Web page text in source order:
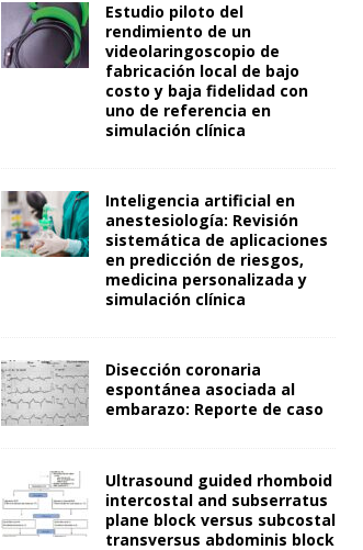
Estudio piloto del
rendimiento de un
videolaringoscopio de
fabricación local de bajo
costo y baja fidelidad con
uno de referencia en
simulación clínica
Inteligencia artificial en
anestesiología: Revisión
sistemática de aplicaciones
en predicción de riesgos,
medicina personalizada y
simulación clínica
Disección coronaria
espontánea asociada al
embarazo: Reporte de caso
Ultrasound guided rhomboid
intercostal and subserratus
plane block versus subcostal
transversus abdominis block